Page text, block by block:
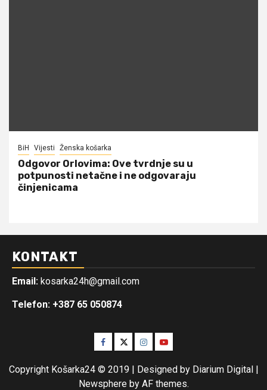
BiH Vijesti Ženska košarka
Odgovor Orlovima: ​Ove tvrdnje su u
potpunosti netačne i ne odgovaraju
činjenicama
KONTAKT
Email: kosarka24h@gmail.com
Telefon: +387 65 050874
Facebook
TwitterInstagram
Youtube
Copyright Košarka24 © 2019 | Designed by Diarium Digital |
Newsphereby AF themes.